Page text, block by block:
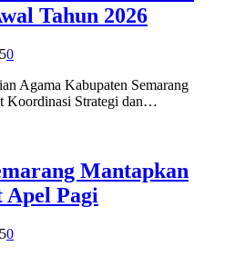
Tahun 2026
0
Agama Kabupaten Semarang
Koordinasi Strategi dan…
Mantapkan
Pagi
0